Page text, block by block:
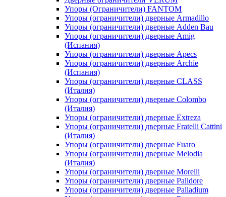
Упоры (Ограничители) FANTOM
Упоры (ограничители) дверные Armadillo
Упоры (ограничители) дверные Adden Bau
Упоры (ограничители) дверные Amig
(Испания)
Упоры (ограничители) дверные Apecs
Упоры (ограничители) дверные Archie
(Испания)
Упоры (ограничители) дверные CLASS
(Италия)
Упоры (ограничители) дверные Colombo
(Италия)
Упоры (ограничители) дверные Extreza
Упоры (ограничители) дверные Fratelli Cattini
(Италия)
Упоры (ограничители) дверные Fuaro
Упоры (ограничители) дверные Melodia
(Италия)
Упоры (ограничители) дверные Morelli
Упоры (ограничители) дверные Palidore
Упоры (ограничители) дверные Palladium